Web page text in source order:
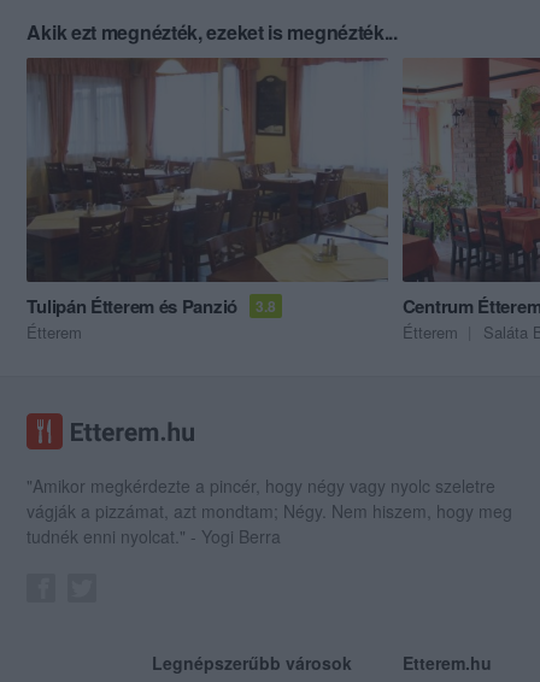
Akik ezt megnézték, ezeket is megnézték...
Tulipán Étterem és Panzió 3.8
Étterem
Centrum
Étterem Saláta
"Amikor megkérdezte a pincér, hogy négy vagy nyolc szeletre
vágják a pizzámat, azt mondtam; Négy. Nem hiszem, hogy meg
tudnék enni nyolcat." - Yogi Berra
Legnépszerűbb városok Etterem.hu